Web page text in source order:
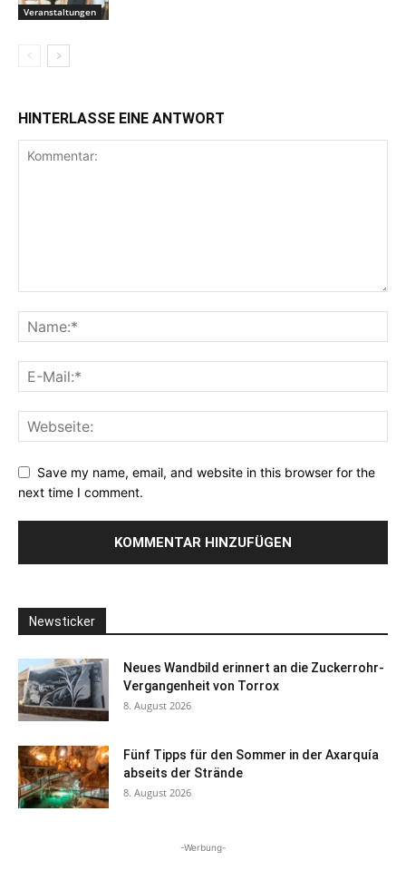
Veranstaltungen
HINTERLASSE EINE ANTWORT
Save my name, email, and website in this browser for the
next time I comment.
Newsticker
Neues Wandbild erinnert an die Zuckerrohr-
Vergangenheit von Torrox
8. August 2026
Fünf Tipps für den Sommer in der Axarquía
abseits der Strände
8. August 2026
-Werbung-